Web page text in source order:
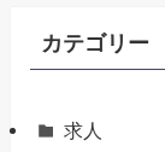
カテゴリー
求人